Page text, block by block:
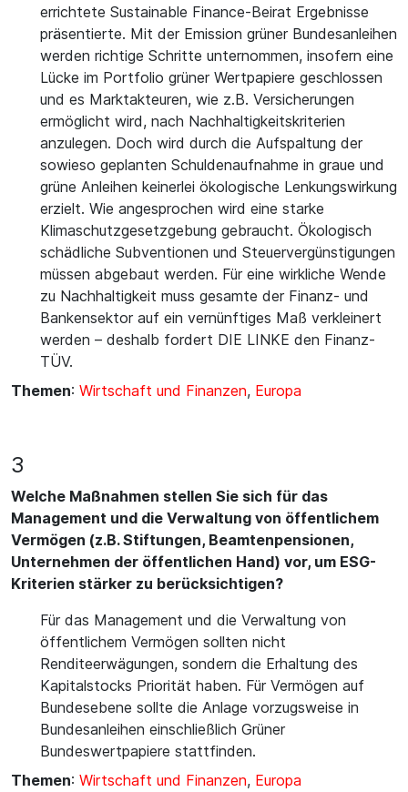
errichtete Sustainable Finance-Beirat Ergebnisse
präsentierte. Mit der Emission grüner Bundesanleihen
werden richtige Schritte unternommen, insofern eine
Lücke im Portfolio grüner Wertpapiere geschlossen
und es Marktakteuren, wie z.B. Versicherungen
ermöglicht wird, nach Nachhaltigkeitskriterien
anzulegen. Doch wird durch die Aufspaltung der
sowieso geplanten Schuldenaufnahme in graue und
grüne Anleihen keinerlei ökologische Lenkungswirkung
erzielt. Wie angesprochen wird eine starke
Klimaschutzgesetzgebung gebraucht. Ökologisch
schädliche Subventionen und Steuervergünstigungen
müssen abgebaut werden. Für eine wirkliche Wende
zu Nachhaltigkeit muss gesamte der Finanz- und
Bankensektor auf ein vernünftiges Maß verkleinert
werden – deshalb fordert DIE LINKE den Finanz-
TÜV.
Themen: Wirtschaft und Finanzen, Europa
3
Welche Maßnahmen stellen Sie sich für das
Management und die Verwaltung von öffentlichem
Vermögen (z.B. Stiftungen, Beamtenpensionen,
Unternehmen der öffentlichen Hand) vor, um ESG-
Kriterien stärker zu berücksichtigen?
Für das Management und die Verwaltung von
öffentlichem Vermögen sollten nicht
Renditeerwägungen, sondern die Erhaltung des
Kapitalstocks Priorität haben. Für Vermögen auf
Bundesebene sollte die Anlage vorzugsweise in
Bundesanleihen einschließlich Grüner
Bundeswertpapiere stattfinden.
Themen: Wirtschaft und Finanzen, Europa